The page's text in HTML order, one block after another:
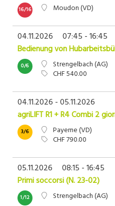
Moudon (VD)
16/16
04.11.2026
07:45 - 16:45
Bedienung von
Strengelbach (AG)
CHF 540.00
0/6
04.11.2026 - 05.11.2026
agriLIFT R1 + R4 Combi 2
Payerne (VD)
CHF 790.00
3/6
05.11.2026
08:15 - 16:45
Primi soccorsi (N. 23-02)
Strengelbach (AG)
1/12